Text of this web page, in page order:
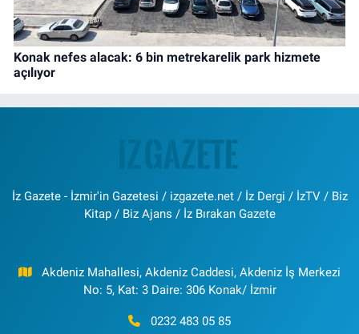
Konak nefes alacak: 6 bin metrekarelik park hizmete
açılıyor
İz Gazete - İzmir'in Gazetesi / izgazete.net / İz Dergi / İzTV / Biz
Kitap / Biz Ajans / İz Bırakan Gazete
Akdeniz Mahallesi, Akdeniz Caddesi, Akdeniz İş Merkezi
No: 5, Kat: 3 Daire: 306 Konak/ İzmir
0232 483 05 85